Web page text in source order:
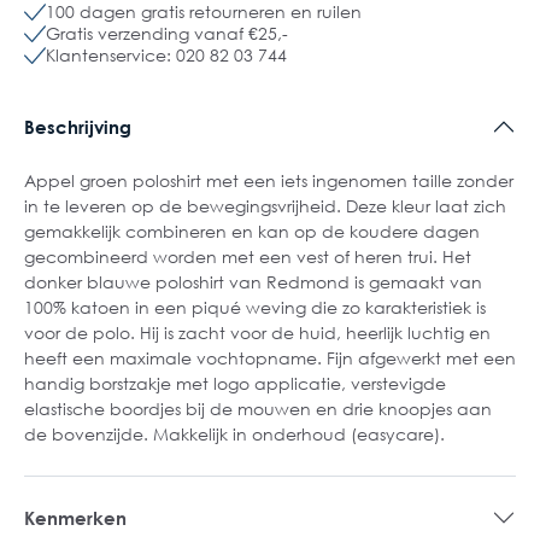
100 dagen gratis retourneren en ruilen
Gratis verzending vanaf €25,-
Klantenservice: 020 82 03 744
Beschrijving
Appel groen poloshirt met een iets ingenomen taille zonder
in te leveren op de bewegingsvrijheid. Deze kleur laat zich
gemakkelijk combineren en kan op de koudere dagen
gecombineerd worden met een vest of heren trui. Het
donker blauwe poloshirt van Redmond is gemaakt van
100% katoen in een piqué weving die zo karakteristiek is
voor de polo. Hij is zacht voor de huid, heerlijk luchtig en
heeft een maximale vochtopname. Fijn afgewerkt met een
handig borstzakje met logo applicatie, verstevigde
elastische boordjes bij de mouwen en drie knoopjes aan
de bovenzijde. Makkelijk in onderhoud (easycare).
Kenmerken